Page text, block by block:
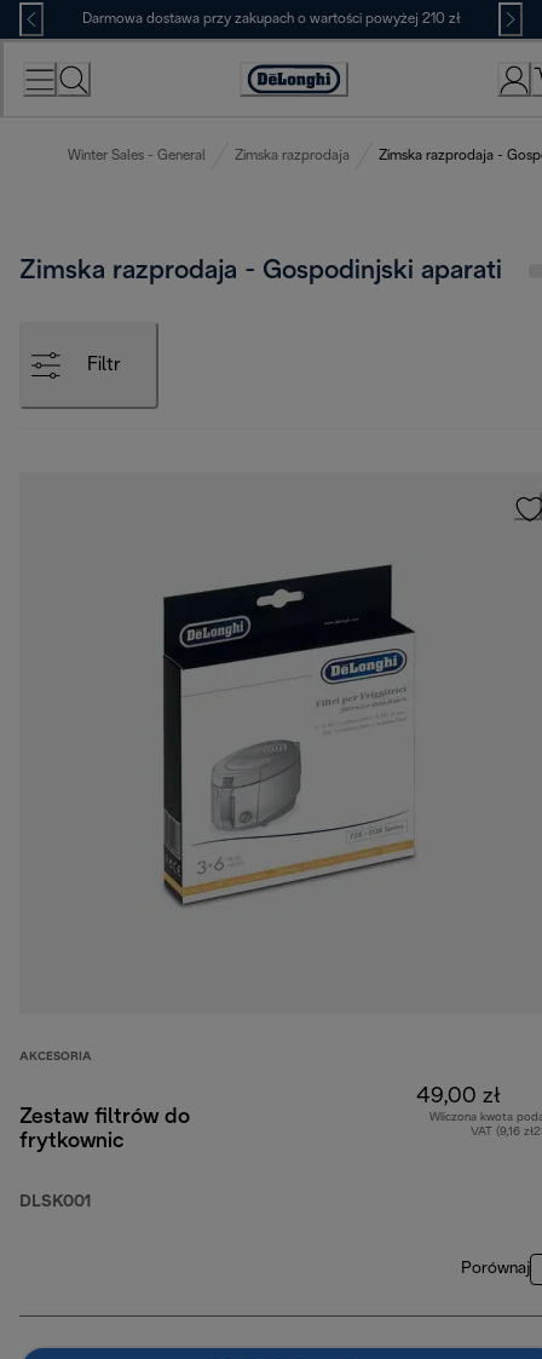
Skip
to
Content
Darmowa dostawa przy zakupach o wartości powyżej 210 zł
Deklaracja
Winter Sales - General Zimska razprodaja Zimska razprodaja -
Zimska razprodaja - Gospodinjski aparati
Filtr
AKCESORIA
Zestaw filtrów do
frytkownic
DLSK001
49,00 zł
Wliczona kwota
VAT (9,16
Porównaj